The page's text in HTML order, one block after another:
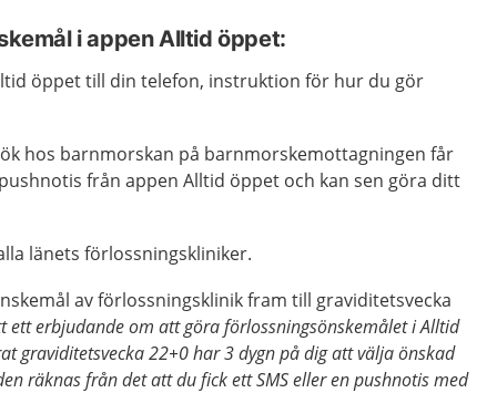
i appen Alltid öppet:
öppet till din telefon, instruktion för hur du gör
hos barnmorskan på barnmorskemottagningen får
från appen Alltid öppet och kan sen göra ditt
länets förlossningskliniker.
av förlossningsklinik fram till graviditetsvecka
ett erbjudande om att göra förlossningsönskemålet i Alltid
graviditetsvecka 22+0 har 3 dygn på dig att välja önskad
räknas från det att du fick ett SMS eller en pushnotis med